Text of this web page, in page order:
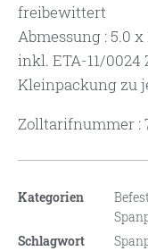
freibewittert
Abmessung : 5.0
inkl. ETA-11/0024
Kleinpackung zu
Zolltarifnummer :
Kategorien
Schlagwort